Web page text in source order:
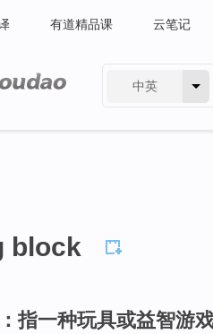
有道精品课 云笔记
中英
block
指一种玩具或益智游